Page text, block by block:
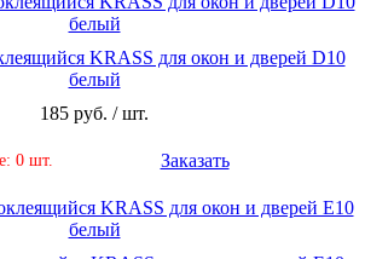
KRASS для окон и дверей D10
белый
185 руб. / шт.
0 шт. Заказать